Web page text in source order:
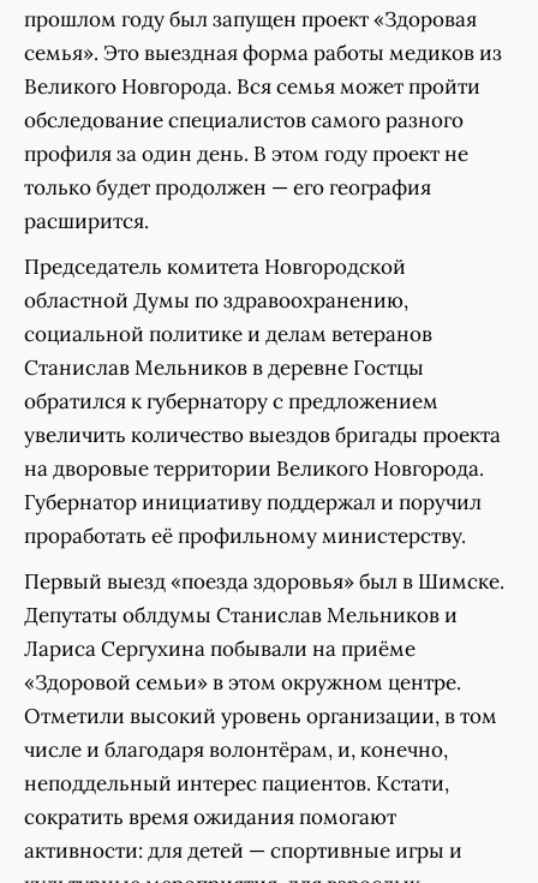
прошлом году был запущен проект «Здоровая
семья». Это выездная форма работы медиков из
Великого Новгорода. Вся семья может пройти
обследование специалистов самого разного
профиля за один день. В этом году проект не
только будет продолжен — его география
расширится.
Председатель комитета Новгородской
областной Думы по здравоохранению,
социальной политике и делам ветеранов
Станислав Мельников в деревне Гостцы
обратился к губернатору с предложением
увеличить количество выездов бригады проекта
на дворовые территории Великого Новгорода.
Губернатор инициативу поддержал и поручил
проработать её профильному министерству.
Первый выезд «поезда здоровья» был в Шимске.
Депутаты облдумы Станислав Мельников и
Лариса Сергухина побывали на приёме
«Здоровой семьи» в этом окружном центре.
Отметили высокий уровень организации, в том
числе и благодаря волонтёрам, и, конечно,
неподдельный интерес пациентов. Кстати,
сократить время ожидания помогают
активности: для детей — спортивные игры и